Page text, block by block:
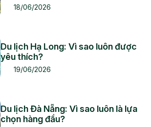
18/06/2026
Du lịch Hạ Long: Vì sao luôn được
yêu thích?
19/06/2026
Du lịch Đà Nẵng: Vì sao luôn là lựa
chọn hàng đầu?